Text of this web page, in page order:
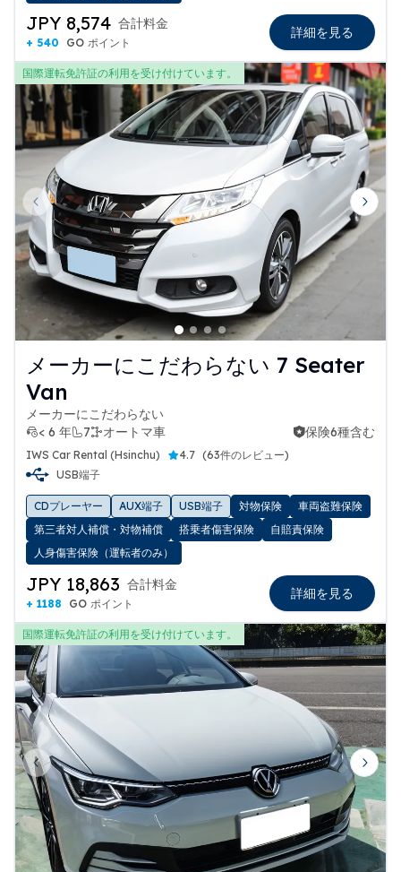
JPY 8,574 合計料金
+ 540 GO ポイント
詳細を見る
国際運転免許証の利用を受け付けています。
Previous slide Next
メーカーにこだわらない 7 Seater
Van
メーカーにこだわらない
< 6 年
7 オートマ車
保険6種含む 保険6種含む
IWS Car Rental (Hsinchu) 4.7 (63件のレビュー)
USB端子
CDプレーヤー AUX端子 USB端子 対物保険
車両盗難保険
第三者対人補償・対物補償
搭乗者傷害保険
自賠責保険
人身傷害保険（運転者のみ）
JPY 18,863 合計料金
+ 1188 GO ポイント
詳細を見る
国際運転免許証の利用を受け付けています。
Previous slide Next